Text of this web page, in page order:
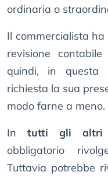
ordinaria o
Il commercialista
revisione contabile
quindi, in questa
richiesta la sua
modo farne a meno.
In tutti gli altri
obbligatorio
Tuttavia potrebbe